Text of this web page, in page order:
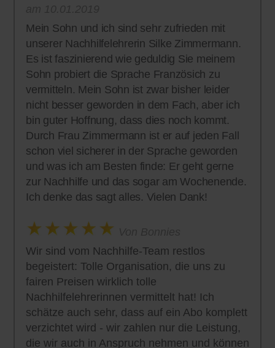
Mein Sohn und ich sind sehr zufrieden mit
unserer Nachhilfelehrerin Silke Zimmermann.
Es ist faszinierend wie geduldig Sie meinem
Sohn probiert die Sprache Französich zu
vermitteln. Mein Sohn ist zwar bisher leider
nicht besser geworden in dem Fach, aber ich
bin guter Hoffnung, dass dies noch kommt.
Durch Frau Zimmermann ist er auf jeden Fall
schon viel sicherer in der Sprache geworden
und was ich am Besten finde: Er geht gerne
zur Nachhilfe und das sogar am Wochenende.
Ich denke das sagt alles. Vielen Dank!
Wir sind vom Nachhilfe-Team restlos
begeistert: Tolle Organisation, die uns zu
fairen Preisen wirklich tolle
Nachhilfelehrerinnen vermittelt hat! Ich
schätze auch sehr, dass auf ein Abo komplett
verzichtet wird - wir zahlen nur die Leistung,
die wir auch in Anspruch nehmen und können